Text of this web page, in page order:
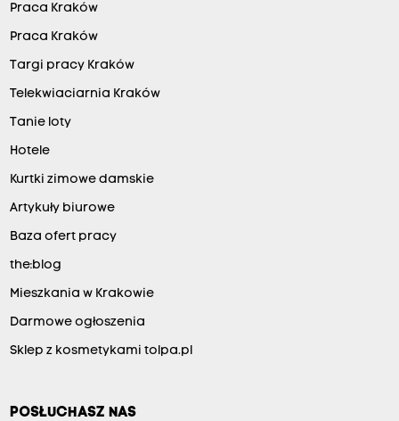
Praca Kraków
Praca Kraków
Targi pracy Kraków
Telekwiaciarnia Kraków
Tanie loty
Hotele
Kurtki zimowe damskie
Artykuły biurowe
Baza ofert pracy
the:blog
Mieszkania w Krakowie
Darmowe ogłoszenia
Sklep z kosmetykami tolpa.pl
POSŁUCHASZ NAS